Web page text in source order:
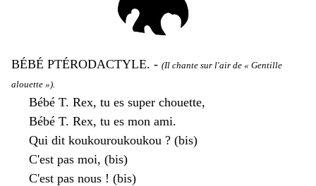
BÉBÉ PTÉRODACTYLE. - (Il chante sur l'air de « Gentille
alouette »).
Bébé T. Rex, tu es super chouette,
Bébé T. Rex, tu es mon ami.
Qui dit koukouroukoukou ? (bis)
C'est pas moi, (bis)
C'est pas nous ! (bis)